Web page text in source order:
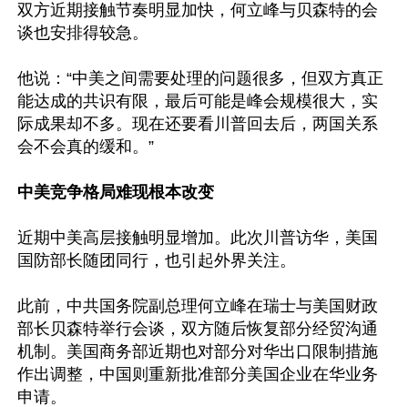
双方近期接触节奏明显加快，何立峰与贝森特的会
谈也安排得较急。
他说：“中美之间需要处理的问题很多，但双方真正
能达成的共识有限，最后可能是峰会规模很大，实
际成果却不多。现在还要看川普回去后，两国关系
会不会真的缓和。”
中美竞争格局难现根本改变
近期中美高层接触明显增加。此次川普访华，美国
国防部长随团同行，也引起外界关注。
此前，中共国务院副总理何立峰在瑞士与美国财政
部长贝森特举行会谈，双方随后恢复部分经贸沟通
机制。美国商务部近期也对部分对华出口限制措施
作出调整，中国则重新批准部分美国企业在华业务
申请。